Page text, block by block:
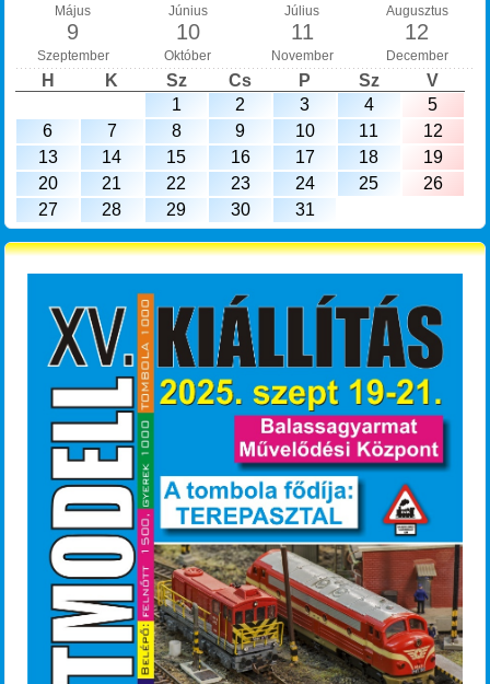
Május Június Július Augusztus
9
Szeptember
10
Október
11
November
12
December
H K Sz Cs P Sz
V
1
2 3 4
5
6
7 8 9 10 11
12
13
14 15 16 17 18
19
20
21 22 23 24 25
26
27
28 29 30 31